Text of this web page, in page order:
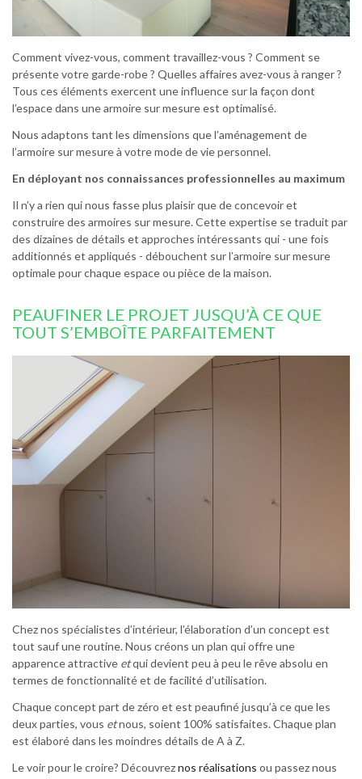
Comment vivez-vous, comment travaillez-vous ? Comment se
présente votre garde-robe ? Quelles affaires avez-vous à ranger ?
Tous ces éléments exercent une influence sur la façon dont
l’espace dans une armoire sur mesure est optimalisé.
Nous adaptons tant les dimensions que l’aménagement de
l’armoire sur mesure à votre mode de vie personnel.
En déployant nos connaissances professionnelles au maximum
Il n’y a rien qui nous fasse plus plaisir que de concevoir et
construire des armoires sur mesure. Cette expertise se traduit par
des dizaines de détails et approches intéressants qui - une fois
additionnés et appliqués - débouchent sur l’armoire sur mesure
optimale pour chaque espace ou pièce de la maison.
PEAUFINER LE PROJET JUSQU’À CE QUE
TOUT S’EMBOÎTE PARFAITEMENT
Chez nos spécialistes d’intérieur, l’élaboration d’un concept est
tout sauf une routine. Nous créons un plan qui offre une
apparence attractive etqui devient peu à peu le rêve absolu en
termes de fonctionnalité et de facilité d’utilisation.
Chaque concept part de zéro et est peaufiné jusqu’à ce que les
deux parties, vous etnous, soient 100% satisfaites. Chaque plan
est élaboré dans les moindres détails de A à Z.
Le voir pour le croire? Découvreznos réalisations ou passez nous